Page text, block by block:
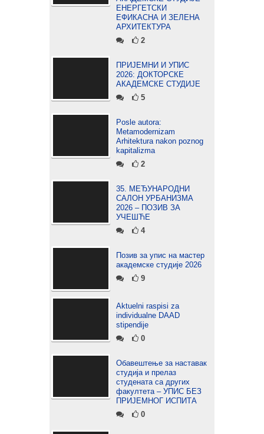
ЕНЕРГЕТСКИ
ЕФИКАСНА И ЗЕЛЕНА
АРХИТЕКТУРА
2
ПРИЈЕМНИ И УПИС
2026: ДОКТОРСКЕ
АКАДЕМСКЕ СТУДИЈЕ
5
Posle autora:
Metamodernizam
Arhitektura nakon poznog
kapitalizma
2
35. МЕЂУНАРОДНИ
САЛОН УРБАНИЗМА
2026 – ПОЗИВ ЗА
УЧЕШЋЕ
4
Позив за упис на мастер
академске студије 2026
9
Aktuelni raspisi za
individualne DAAD
stipendije
0
Обавештење за наставак
студија и прелаз
студената са других
факултета – УПИС БЕЗ
ПРИЈЕМНОГ ИСПИТА
0